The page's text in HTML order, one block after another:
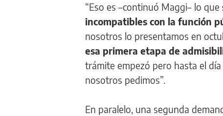
“Eso es –continuó Maggi– lo que
incompatibles con la función
nosotros lo presentamos en
esa primera etapa de
trámite empezó pero hasta el
nosotros pedimos”.
En paralelo, una segunda